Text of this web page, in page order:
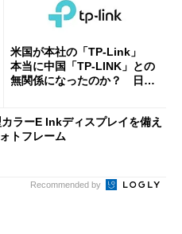
米国が本社の「TP-Link」
本当に中国「TP-LINK」との
無関係になったのか？ 日本
ラーE Inkディスプレイを備え
トフレーム
Recommended by